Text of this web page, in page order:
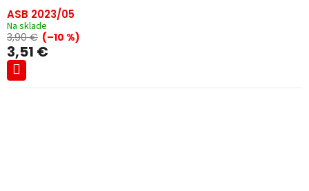
ASB 2023/05
Na sklade
3,90 € (–10 %)
3,51 €